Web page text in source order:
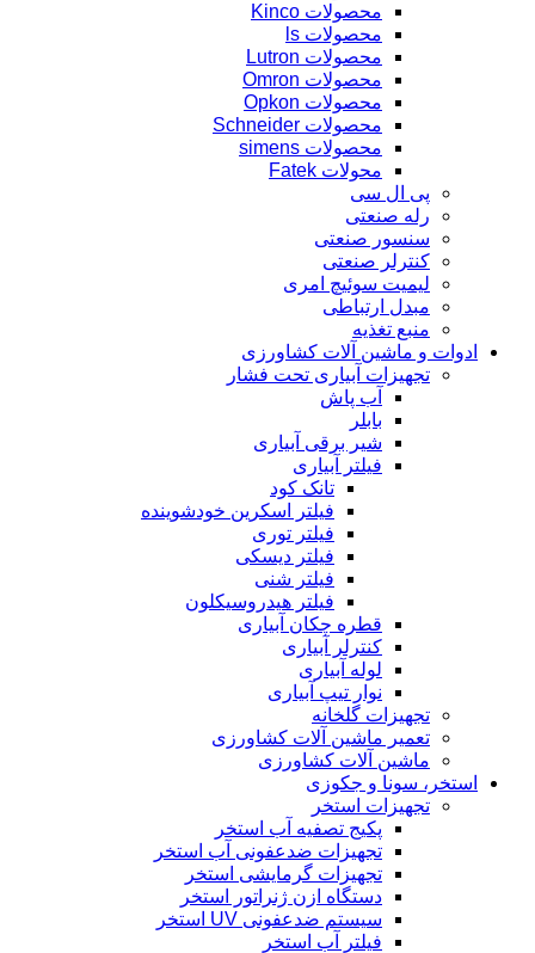
محصولات Kinco
محصولات ls
محصولات Lutron
محصولات Omron
محصولات Opkon
محصولات Schneider
محصولات simens
محولات Fatek
پی ال سی
رله صنعتی
سنسور صنعتی
کنترلر صنعتی
لیمیت سوئیچ امری
مبدل ارتباطی
منبع تغذیه
ادوات و ماشین آلات کشاورزی
تجهیزات آبیاری تحت فشار
آب پاش
بابلر
شیر برقی آبیاری
فیلتر آبیاری
تانک کود
فیلتر اسکرین خودشوینده
فیلتر توری
فیلتر دیسکی
فیلتر شنی
فیلتر هیدروسیکلون
قطره چکان آبیاری
کنترلر آبیاری
لوله آبیاری
نوار تیپ آبیاری
تجهیزات گلخانه
تعمیر ماشین آلات کشاورزی
ماشین آلات کشاورزی
استخر، سونا و جکوزی
تجهیزات استخر
پکیج تصفیه آب استخر
تجهیزات ضدعفونی آب استخر
تجهیزات گرمایشی استخر
دستگاه ازن ژنراتور استخر
سیستم ضدعفونی UV استخر
فیلتر آب استخر